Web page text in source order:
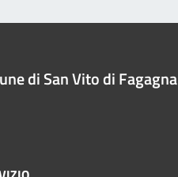
di San Vito di Fagagna